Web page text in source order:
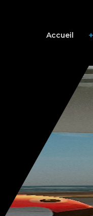
Accueil